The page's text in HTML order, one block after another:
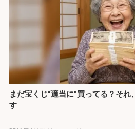
まだ宝くじ“適当に”買ってる？そ
す